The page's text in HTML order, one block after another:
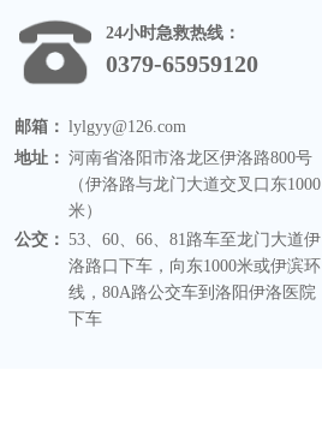
24小时急救热线：
0379-65959120
邮箱： lylgyy@126.com
地址： 河南省洛阳市洛龙区伊洛路800号
（伊洛路与龙门大道交叉口东1000
米）
公交： 53、60、66、81路车至龙门大道伊
洛路口下车，向东1000米或伊滨环
线，80A路公交车到洛阳伊洛医院
下车